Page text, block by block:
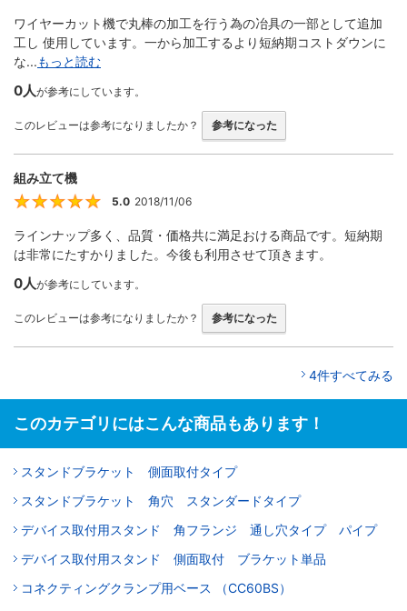
ワイヤーカット機で丸棒の加工を行う為の冶具の一部として追加
工し 使用しています。一から加工するより短納期コストダウンに
な...もっと読む
0人が参考にしています。
このレビューは参考になりましたか？ 参考になった
組み立て機
5.0 2018/11/06
ラインナップ多く、品質・価格共に満足おける商品です。短納期
は非常にたすかりました。今後も利用させて頂きます。
0人が参考にしています。
このレビューは参考になりましたか？ 参考になった
4件すべてみる
このカテゴリにはこんな商品もあります！
スタンドブラケット 側面取付タイプ
スタンドブラケット 角穴 スタンダードタイプ
デバイス取付用スタンド 角フランジ 通し穴タイプ パイプ
デバイス取付用スタンド 側面取付 ブラケット単品
コネクティングクランプ用ベース （CC60BS）